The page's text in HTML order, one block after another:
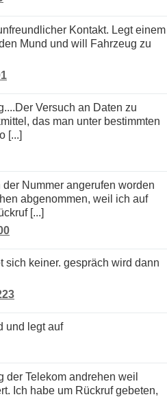
Mund und will Fahrzeug zu
das man unter bestimmten
[...]
abgenommen, weil ich auf
[...]
und legt auf
Ich habe um Rückruf gebeten,